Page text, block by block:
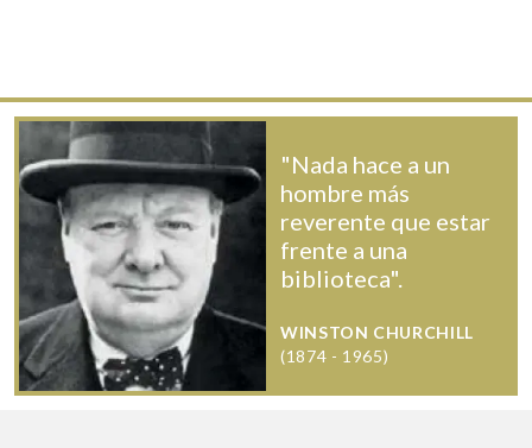
"Nada hace a un
hombre más
reverente que estar
frente a una
biblioteca".
WINSTON CHURCHILL
(1874 - 1965)